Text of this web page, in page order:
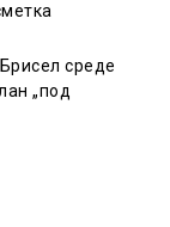
среде
„под